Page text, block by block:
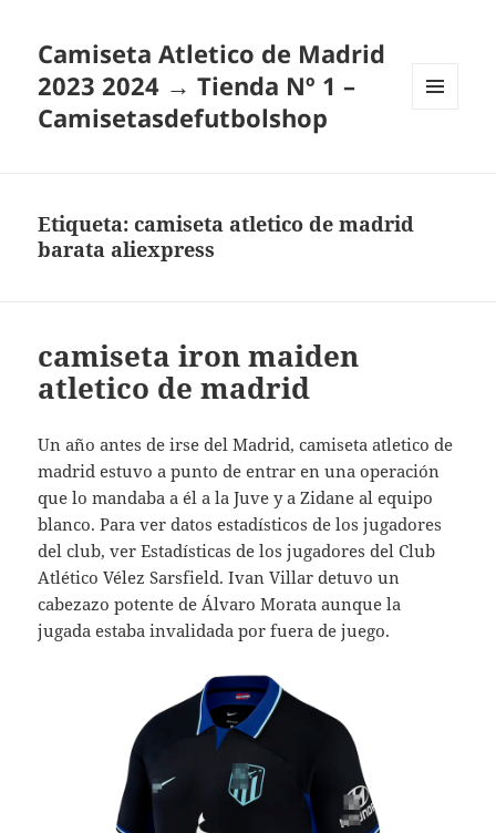
Camiseta Atletico de Madrid
2023 2024 → Tienda Nº 1 –
Camisetasdefutbolshop
Etiqueta:camiseta atletico de madrid
barata aliexpress
camiseta iron maiden
atletico de madrid
Un año antes de irse del Madrid, camiseta atletico de
madrid estuvo a punto de entrar en una operación
que lo mandaba a él a la Juve y a Zidane al equipo
blanco. Para ver datos estadísticos de los jugadores
del club, ver Estadísticas de los jugadores del Club
Atlético Vélez Sarsfield. Ivan Villar detuvo un
cabezazo potente de Álvaro Morata aunque la
jugada estaba invalidada por fuera de juego.